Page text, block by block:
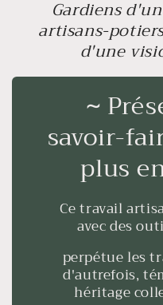
Gardiens
artisans-
d'une
~
savoir-
plus
Ce travail
avec des
perpétue les
d'autrefois,
héritage